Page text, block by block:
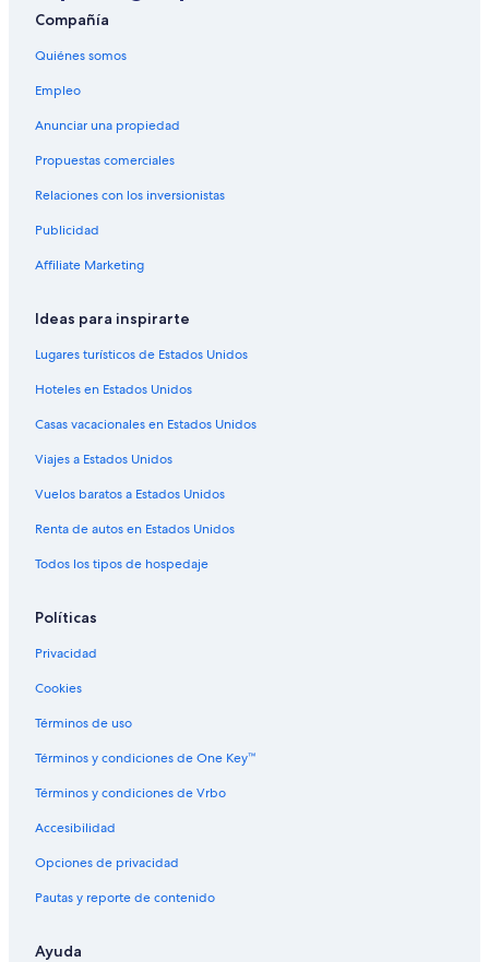
Hoteles con desayuno incluido en Mendoza
Hoteles con estacionamiento en Mendoza
Hoteles con guardería en Mendoza
Hoteles con vista en Mendoza
Hoteles para bodas en Mendoza
Condominios en Mendoza
Hoteles cerca de Estación de tren Mendoza
Hoteles cerca de Plaza de la Independencia
Hoteles cerca de Plaza Chile
Hoteles en Dorrego
Hoteles con concierge en Centro de la ciudad de Mendoza
Compañía
Quiénes somos
Empleo
Anunciar una propiedad
Propuestas comerciales
Relaciones con los inversionistas
Publicidad
Affiliate Marketing
Ideas para inspirarte
Lugares turísticos de Estados Unidos
Hoteles en Estados Unidos
Casas vacacionales en Estados Unidos
Viajes a Estados Unidos
Vuelos baratos a Estados Unidos
Renta de autos en Estados Unidos
Todos los tipos de hospedaje
Políticas
Privacidad
Cookies
Términos de uso
Términos y condiciones de One Key™
Términos y condiciones de Vrbo
Accesibilidad
Opciones de privacidad
Pautas y reporte de contenido
Ayuda